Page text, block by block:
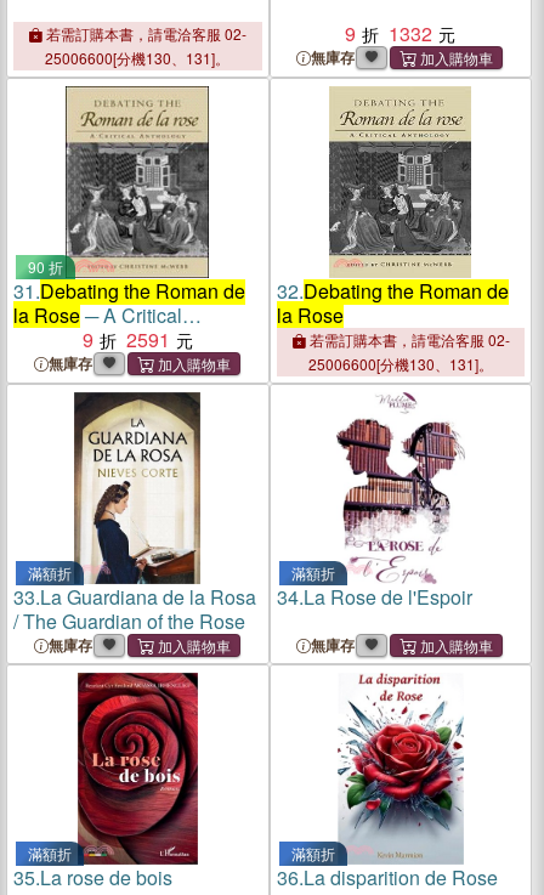
若需訂購本書，請電洽客服 02-
25006600[分機130、131]。
9
1332
無庫存
90 折
31.Debating the Roman de
la Rose─ A Critical
Anthology
9 2591
無庫存
32.Debating the Roman de
la Rose
若需訂購本書，請電洽客服 02-
25006600[分機130、131]。
滿額折
33.La Guardiana de la Rosa
/ The Guardian of the Rose
無庫存
滿額折
34.La Rose de l'Espoir
無庫存
滿額折
35.La rose de bois
滿額折
36.La disparition de Rose